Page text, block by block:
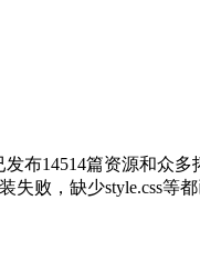
布14514篇资源和众
败，缺少style.css等都